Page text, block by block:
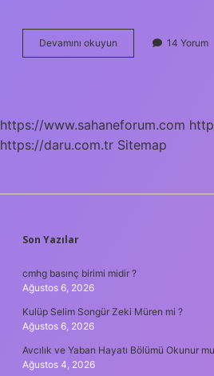
Devamını okuyun
Nasıl
14 Yorum
https://www.sahaneforum.com
https://daru.com.tr Sitemap
SIDEBAR
Son Yazılar
cmhg basınç birimi midir ?
Ağustos 6, 2026
Kulüp Selim Songür Zeki Müren mi ?
Ağustos 6, 2026
Avcılık ve Yaban Hayatı Bölümü Okunur
Ağustos 4, 2026